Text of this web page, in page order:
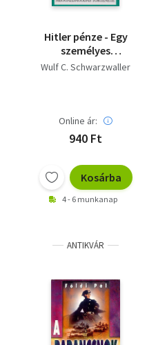
Hitler pénze - Egy
személyes
meggazdagodás
Wulf C. Schwarzwaller
Online ár:
940 Ft
Kosárba
4 - 6 munkanap
ANTIKVÁR